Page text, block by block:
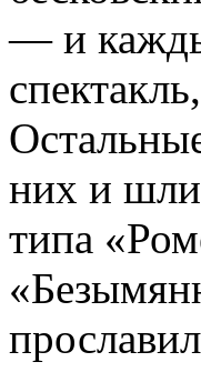
— и
них и шли
типа